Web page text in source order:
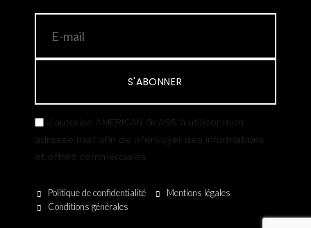
S'ABONNER
J’autorise AMERICAN GLASS à utiliser mon
adresse mail afin de m’envoyer des informations
et offres commerciales
Politique de confidentialité
Mentions légales
Conditions générales